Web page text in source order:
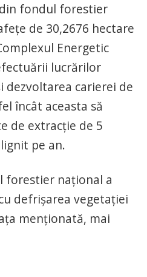
fondul forestier
de 30,2676 hectare
Energetic
lucrărilor
dezvoltarea carierei de
încât aceasta să
de extracţie de 5
pe an.
forestier naţional a
defrişarea vegetaţiei
menţionată, mai